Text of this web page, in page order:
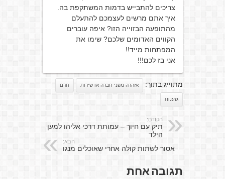
צריכים להתבייש בדמות המשתקפת בה.
איך אתם מרשים לעצמכם להתעלם
מהתופעה הבזוייה הזו? איפה עוברים
הקווים האדומים שלכם? שימו את
המפתחות מייד!!
אני בז לכם!!!
מתוייג בתוך: אזהרה מפני חברה או שירות חרם
גזענות
הקודם:
תיק עם חיוך – עמותת דרכי אליהו למען
הילד
הבא:
אסור לשתות קולה אחרי שאוכלים מנגו
תגובה אחת